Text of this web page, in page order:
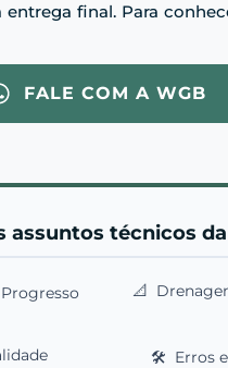
final. Para
FALE COM A WGB
assuntos técnicos
📐
🛠️ Erros